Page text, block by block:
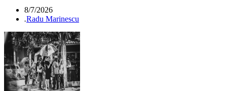
8/7/2026
.Radu Marinescu